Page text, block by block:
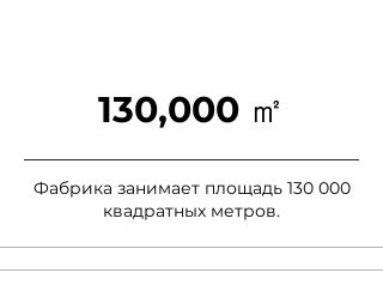
130,000 ㎡
Фабрика занимает площадь 130 000
квадратных метров.